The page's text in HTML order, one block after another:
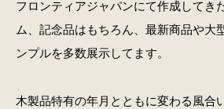
フロンティアジャパンにて作成してき
ム、記念品はもちろん、最新商品や大
ンプルを多数展示してます。
木製品特有の年月とともに変わる風合